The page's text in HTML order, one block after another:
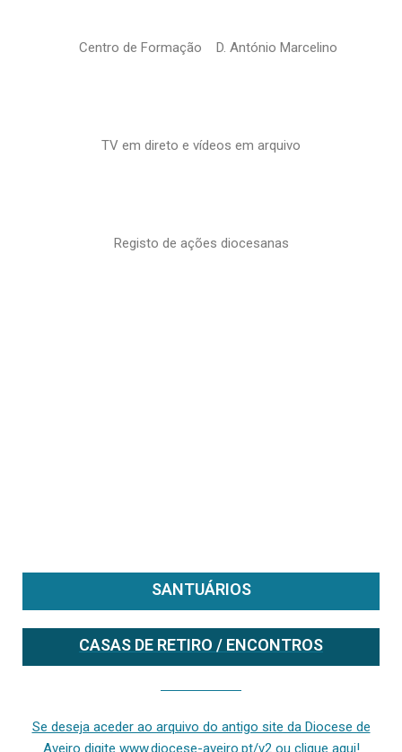
Centro de Formação D. António Marcelino
TV em direto e vídeos em arquivo
Registo de ações diocesanas
SANTUÁRIOS
CASAS DE RETIRO / ENCONTROS
Se deseja aceder ao arquivo do antigo site da Diocese de
Aveiro digite www.diocese-aveiro.pt/v2 ou clique aqui!